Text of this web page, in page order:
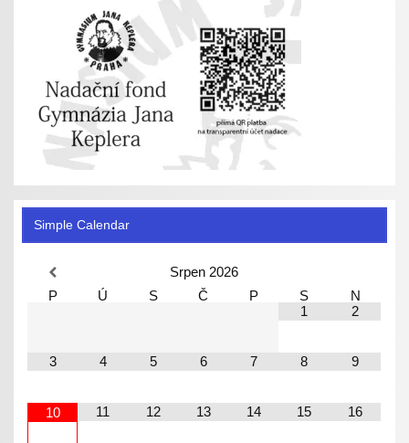
Simple Calendar
Srpen 2026
P
Ú S Č P S
N
1
2
3 4 5 6 7 8 9
10 11 12 13 14 15 16